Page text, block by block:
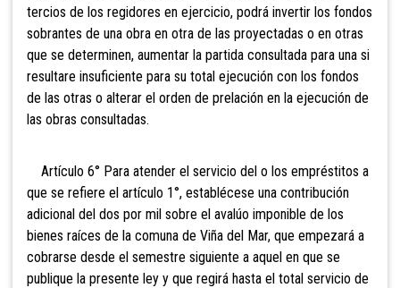
tercios de los regidores en ejercicio, podrá invertir los fondos
sobrantes de una obra en otra de las proyectadas o en otras
que se determinen, aumentar la partida consultada para una si
resultare insuficiente para su total ejecución con los fondos
de las otras o alterar el orden de prelación en la ejecución de
las obras consultadas.
Artículo 6° Para atender el servicio del o los empréstitos a
que se refiere el artículo 1°, establécese una contribución
adicional del dos por mil sobre el avalúo imponible de los
bienes raíces de la comuna de Viña del Mar, que empezará a
cobrarse desde el semestre siguiente a aquel en que se
publique la presente ley y que regirá hasta el total servicio de